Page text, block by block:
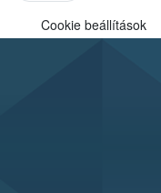
Cookie beállítások